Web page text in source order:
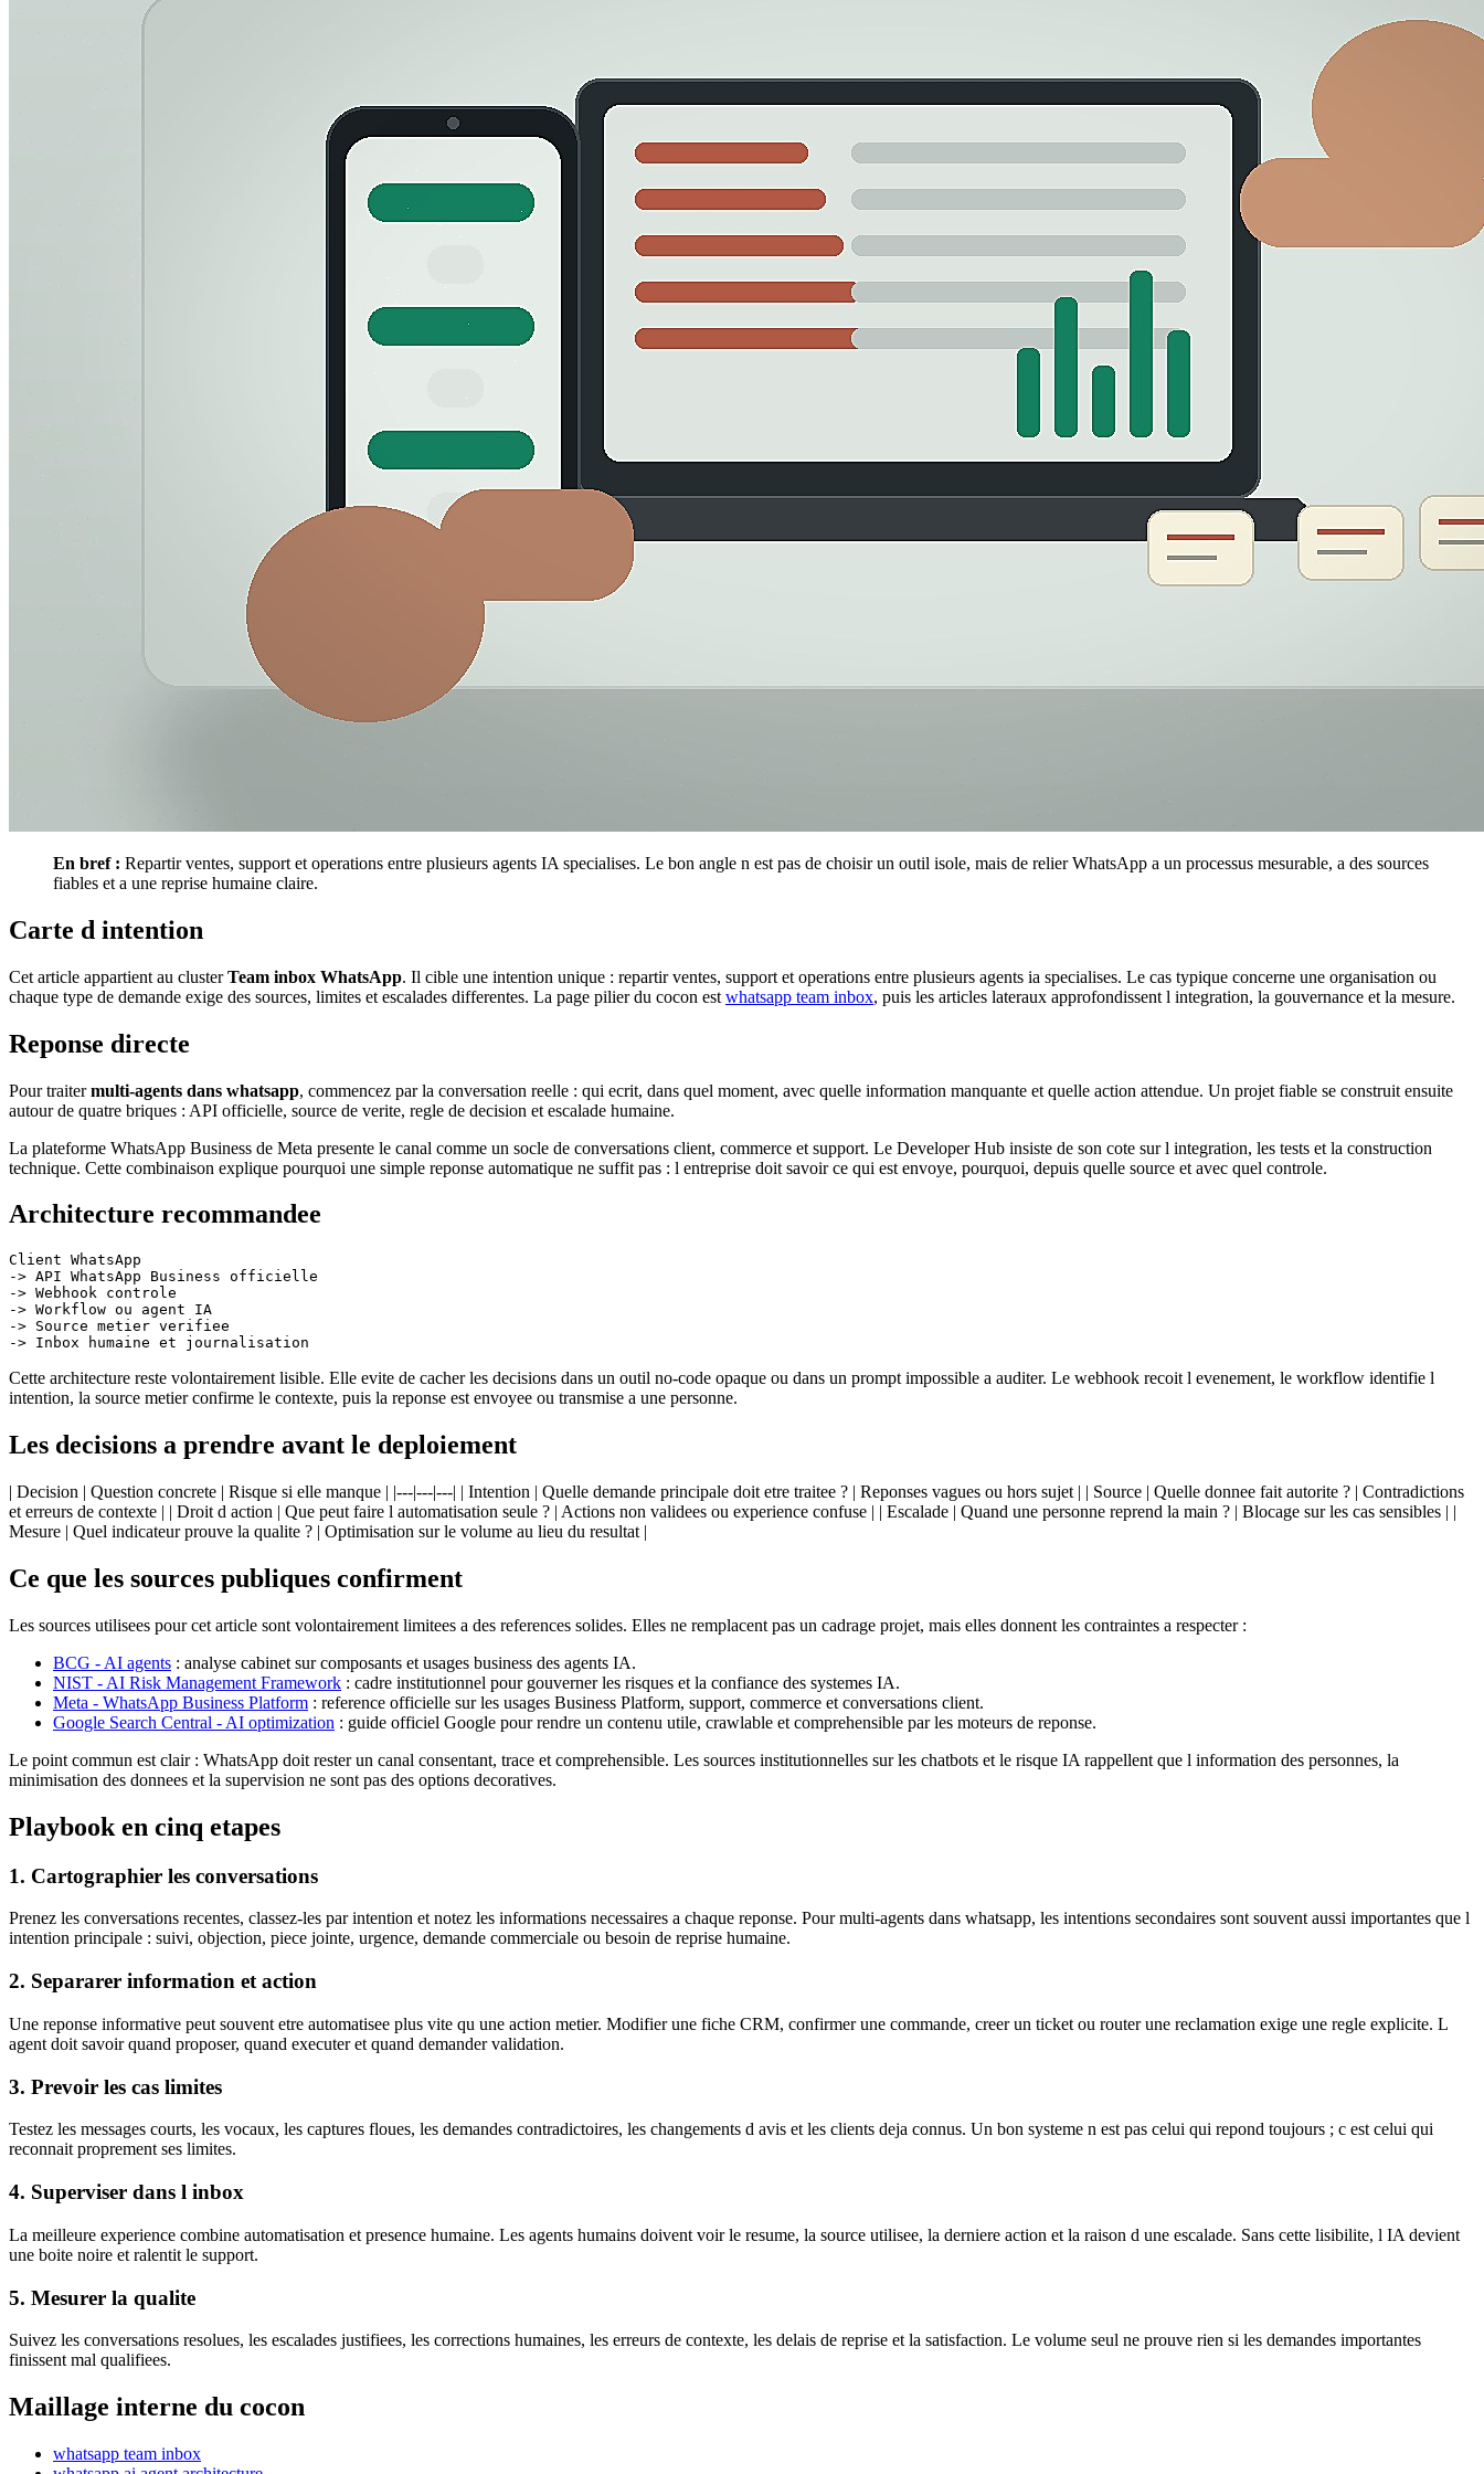
En bref : Repartir ventes, support et operations entre plusieurs agents IA specialises. Le bon angle n est pas de choisir un outil isole, mais de relier WhatsApp a un processus mesurable, a des sources
fiables et a une reprise humaine claire.
Carte d intention
Cet article appartient au clusterTeam inbox WhatsApp. Il cible une intention unique : repartir ventes, support et operations entre plusieurs agents ia specialises. Le cas typique concerne une organisation ou
chaque type de demande exige des sources, limites et escalades differentes. La page pilier du cocon est whatsapp team inbox, puis les articles lateraux approfondissent l integration, la gouvernance et la mesure.
Reponse directe
Pour traitermulti-agents dans whatsapp, commencez par la conversation reelle : qui ecrit, dans quel moment, avec quelle information manquante et quelle action attendue. Un projet fiable se construit ensuite
autour de quatre briques : API officielle, source de verite, regle de decision et escalade humaine.
La plateforme WhatsApp Business de Meta presente le canal comme un socle de conversations client, commerce et support. Le Developer Hub insiste de son cote sur l integration, les tests et la construction
technique. Cette combinaison explique pourquoi une simple reponse automatique ne suffit pas : l entreprise doit savoir ce qui est envoye, pourquoi, depuis quelle source et avec quel controle.
Architecture recommandee
Client WhatsApp
-> API WhatsApp Business officielle
-> Webhook controle
-> Workflow ou agent IA
-> Source metier verifiee
Cette architecture reste volontairement lisible. Elle evite de cacher les decisions dans un outil no-code opaque ou dans un prompt impossible a auditer. Le webhook recoit l evenement, le workflow identifie l
intention, la source metier confirme le contexte, puis la reponse est envoyee ou transmise a une personne.
Les decisions a prendre avant le deploiement
| Decision | Question concrete | Risque si elle manque | |---|---|---| | Intention | Quelle demande principale doit etre traitee ? | Reponses vagues ou hors sujet | | Source | Quelle donnee fait autorite ? | Contradictions
et erreurs de contexte | | Droit d action | Que peut faire l automatisation seule ? | Actions non validees ou experience confuse | | Escalade | Quand une personne reprend la main ? | Blocage sur les cas sensibles | |
Mesure | Quel indicateur prouve la qualite ? | Optimisation sur le volume au lieu du resultat |
Ce que les sources publiques confirment
Les sources utilisees pour cet article sont volontairement limitees a des references solides. Elles ne remplacent pas un cadrage projet, mais elles donnent les contraintes a respecter :
BCG - AI agents : analyse cabinet sur composants et usages business des agents IA.
NIST - AI Risk Management Framework : cadre institutionnel pour gouverner les risques et la confiance des systemes IA.
Meta - WhatsApp Business Platform : reference officielle sur les usages Business Platform, support, commerce et conversations client.
Google Search Central - AI optimization : guide officiel Google pour rendre un contenu utile, crawlable et comprehensible par les moteurs de reponse.
Le point commun est clair : WhatsApp doit rester un canal consentant, trace et comprehensible. Les sources institutionnelles sur les chatbots et le risque IA rappellent que l information des personnes, la
minimisation des donnees et la supervision ne sont pas des options decoratives.
Playbook en cinq etapes
1. Cartographier les conversations
Prenez les conversations recentes, classez-les par intention et notez les informations necessaires a chaque reponse. Pour multi-agents dans whatsapp, les intentions secondaires sont souvent aussi importantes que l
intention principale : suivi, objection, piece jointe, urgence, demande commerciale ou besoin de reprise humaine.
2. Separarer information et action
Une reponse informative peut souvent etre automatisee plus vite qu une action metier. Modifier une fiche CRM, confirmer une commande, creer un ticket ou router une reclamation exige une regle explicite. L
agent doit savoir quand proposer, quand executer et quand demander validation.
3. Prevoir les cas limites
Testez les messages courts, les vocaux, les captures floues, les demandes contradictoires, les changements d avis et les clients deja connus. Un bon systeme n est pas celui qui repond toujours ; c est celui qui
reconnait proprement ses limites.
4. Superviser dans l inbox
La meilleure experience combine automatisation et presence humaine. Les agents humains doivent voir le resume, la source utilisee, la derniere action et la raison d une escalade. Sans cette lisibilite, l IA devient
une boite noire et ralentit le support.
5. Mesurer la qualite
Suivez les conversations resolues, les escalades justifiees, les corrections humaines, les erreurs de contexte, les delais de reprise et la satisfaction. Le volume seul ne prouve rien si les demandes importantes
finissent mal qualifiees.
Maillage interne du cocon
whatsapp team inbox